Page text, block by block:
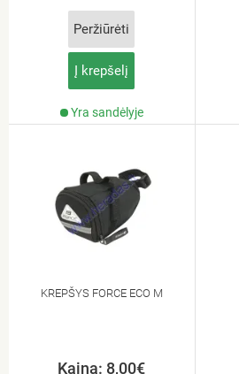
Peržiūrėti
Į krepšelį
Yra sandėlyje
KREPŠYS FORCE ECO M
Kaina: 8,00€